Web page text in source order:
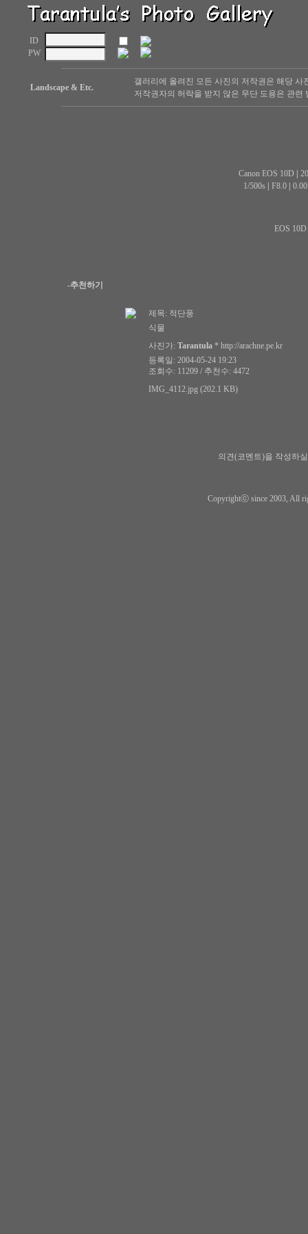
ID
PW
Landscape & Etc.
갤러리에 올려진 모든 사진의 저작권은 해당 사
저작권자의 허락을 받지 않은 무단 도용은 관련
Canon EOS 10D
1/500s
F8.0|
EOS
-추천하기
제목: 적단풍
식물
사진가: Tarantula * http://arachne.pe.kr
등록일: 2004-05-24 19:23
조회수: 11209 / 추천수: 4472
IMG_4112.jpg (202.1 KB)
의견(코멘트)을 작성하
Copyrightⓒ since 2003, All